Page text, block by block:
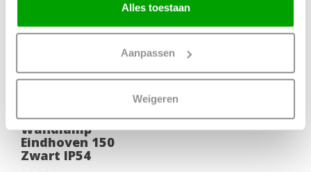
Alles toestaan
Aanpassen
Weigeren
Wandlamp
Eindhoven 150
Zwart IP54